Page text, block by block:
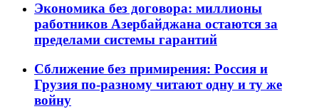
Экономика без договора: миллионы
работников Азербайджана остаются за
пределами системы гарантий
Сближение без примирения: Россия и
Грузия по-разному читают одну и ту же
войну